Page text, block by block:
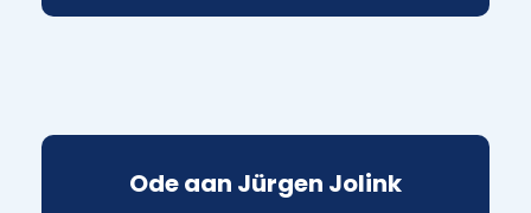
Ode aan Jürgen Jolink